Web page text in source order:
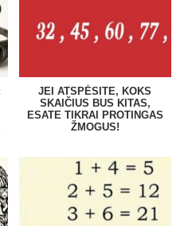
JEI ATSPĖSITE, KOKS
SKAIČIUS BUS KITAS,
ESATE TIKRAI PROTINGAS
ŽMOGUS!